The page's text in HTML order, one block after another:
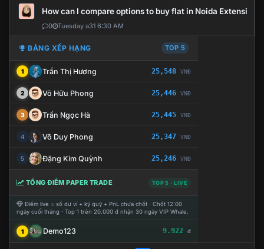
How can I compare options to buy flat in Noida Extension?
0 Tuesday a31 6:30 AM
BẢNG XẾP HẠNG TOP 5
1 Trần Thị Hương 25,548 VNĐ
2 Võ Hữu Phong 25,446 VNĐ
3 Trần Ngọc Hà 25,445 VNĐ
4 Võ Duy Phong 25,347 VNĐ
5 Đặng Kim Quỳnh 25,246 VNĐ
TỔNG ĐIỂM PAPER TRADE TOP 5 · LIVE
Điểm live = số dư ví + ký quỹ + PnL chưa chốt · Chốt 12:00
ngày cuối tháng · Top 1 trên 20.000 đ nhận 30 ngày VIP Whale.
1 Demo123 9.922 đ